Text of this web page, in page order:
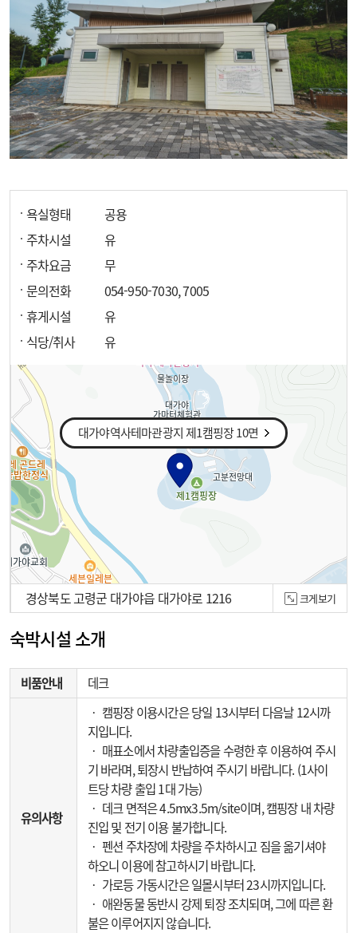
욕실형태
공용
주차시설
유
주차요금
무
문의전화
054-950-7030, 7005
휴게시설
유
식당/취사
유
대가야역사테마관광지 제1캠핑장 10면
100m
경상북도 고령군 대가야읍 대가야로 1216 크게보기
숙박시설 소개
비품안내 데크
유의사항
‧ 캠핑장 이용시간은 당일 13시부터 다음날 12시까
지입니다.
‧ 매표소에서 차량출입증을 수령한 후 이용하여 주시
기 바라며, 퇴장시 반납하여 주시기 바랍니다. (1사이
트당 차량 출입 1대 가능)
‧ 데크 면적은 4.5mx3.5m/site이며, 캠핑장 내 차량
진입 및 전기 이용 불가합니다.
‧ 펜션 주차장에 차량을 주차하시고 짐을 옮기셔야
하오니 이용에 참고하시기 바랍니다.
‧ 가로등 가동시간은 일몰시부터 23시까지입니다.
‧ 애완동물 동반시 강제 퇴장 조치되며, 그에 따른 환
불은 이루어지지 않습니다.